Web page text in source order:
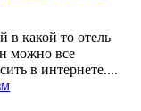
в какой то отель
можно все
в интернете....